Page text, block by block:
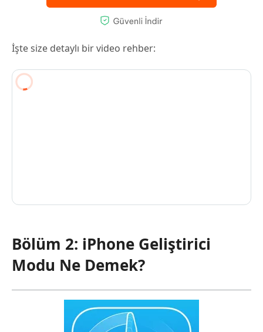
İşte size detaylı bir video rehber:
Bölüm 2: iPhone Geliştirici
Modu Ne Demek?